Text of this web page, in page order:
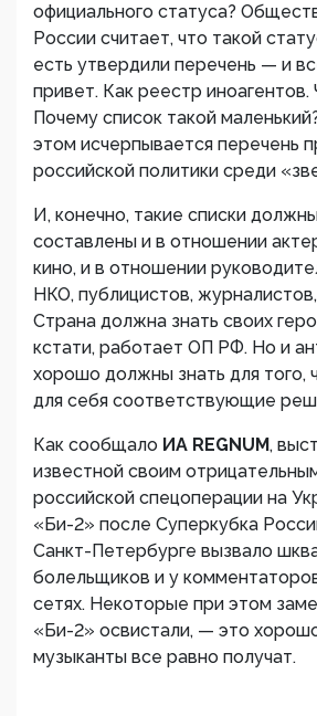
официального статуса?
России считает, что такой
есть утвердили перечень — и
привет. Как реестр
Почему список такой
этом исчерпывается перечень
российской политики среди
И, конечно, такие списки
составлены и в отношении
кино, и в отношении
НКО, публицистов,
Страна должна знать своих
кстати, работает ОП РФ. Но и
хорошо должны знать для того,
для себя соответствующие
Как сообщало ИА REGNUM,
известной своим
российской спецоперации на
«Би-2» после Суперкубка
Санкт-Петербурге вызвало
болельщиков и у
сетях. Некоторые при этом
«Би-2» освистали, — это
музыканты все равно получат.